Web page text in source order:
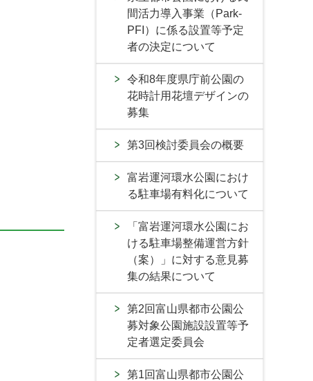
間活力導入事業（Park-
PFI）に係る設置等予定
者の決定について
令和8年度県庁前公園の
花時計用花壇デザインの
募集
第3回検討委員会の概要
富岩運河環水公園におけ
る駐車場有料化について
「富岩運河環水公園にお
ける駐車場整備運営方針
（案）」に対する意見募
集の結果について
第2回富山県都市公園公
募対象公園施設設置等予
定者選定委員会
第1回富山県都市公園公